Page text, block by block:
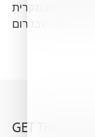
37 סניפי הרשת, הפרוסים מקרית
GET THE